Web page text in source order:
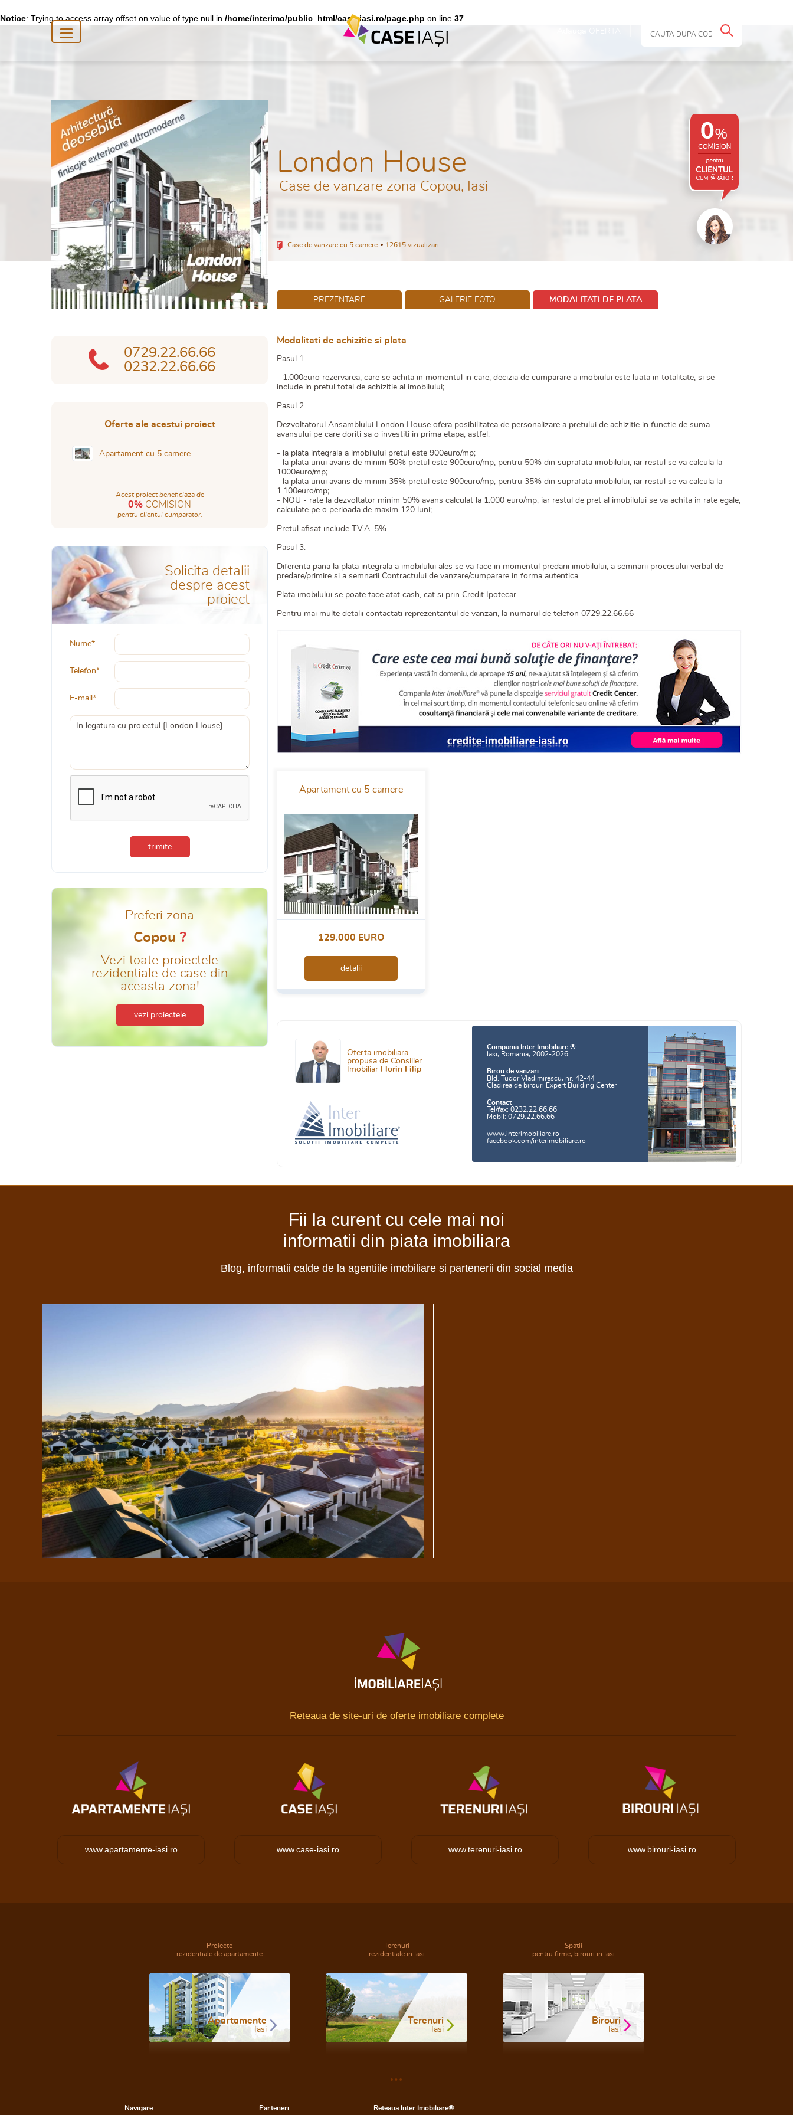
Notice: Trying to access array offset on value of type null in /home/interimo/public_html/case-iasi.ro/page.php on line 37
London House
Case de vanzare zona Copou, Iasi
Case de vanzare cu 5 camere 12615 vizualizari
PREZENTARE GALERIE FOTO MODALITATI DE PLATA
0729.22.66.66
0232.22.66.66
Oferte ale acestui proiect
Apartament cu 5 camere
Acest proiect beneficiaza de
0% COMISION
pentru clientul cumparator.
Solicita detalii
despre acest
proiect
Nume*
Telefon*
E-mail*
trimite
Preferi zona
Copou ?
Vezi toate proiectele
rezidentiale de case din
aceasta zona!
vezi proiectele
Modalitati de achizitie si plata
Pasul 1.
- 1.000euro rezervarea, care se achita in momentul in care, decizia de cumparare a imobiului este luata in totalitate, si se
include in pretul total de achizitie al imobilului;
Pasul 2.
Dezvoltatorul Ansamblului London House ofera posibilitatea de personalizare a pretului de achizitie in functie de suma
avansului pe care doriti sa o investiti in prima etapa, astfel:
- la plata integrala a imobilului pretul este 900euro/mp;
- la plata unui avans de minim 50% pretul este 900euro/mp, pentru 50% din suprafata imobilului, iar restul se va calcula la
1000euro/mp;
- la plata unui avans de minim 35% pretul este 900euro/mp, pentru 35% din suprafata imobilului, iar restul se va calcula la
1.100euro/mp;
- NOU - rate la dezvoltator minim 50% avans calculat la 1.000 euro/mp, iar restul de pret al imobilului se va achita in rate egale,
calculate pe o perioada de maxim 120 luni;
Pretul afisat include T.V.A. 5%
Pasul 3.
Diferenta pana la plata integrala a imobilului ales se va face in momentul predarii imobilului, a semnarii procesului verbal de
predare/primire si a semnarii Contractului de vanzare/cumparare in forma autentica.
Plata imobilului se poate face atat cash, cat si prin Credit Ipotecar.
Pentru mai multe detalii contactati reprezentantul de vanzari, la numarul de telefon 0729.22.66.66
Apartament cu 5 camere
129.000 EURO
detalii
Oferta imobiliara
propusa de Consilier
Imobiliar Florin Filip
Compania Inter Imobiliare ®
Iasi, Romania, 2002-2026
Birou de vanzari
Bld. Tudor Vladimirescu, nr. 42-44
Cladirea de birouri Expert Building Center
Contact
Tel/fax: 0232.22.66.66
Mobil: 0729.22.66.66
www.interimobiliare.ro
facebook.com/interimobiliare.ro
Fii la curent cu cele mai noi
informatii din piata imobiliara
Blog, informatii calde de la agentiile imobiliare si partenerii din social media
Reteaua de site-uri de oferte imobiliare complete
www.apartamente-iasi.ro www.case-iasi.ro www.terenuri-iasi.ro www.birouri-iasi.ro
Proiecte
rezidentiale de apartamente
Apartamente
Iasi
Terenuri
rezidentiale in Iasi
Terenuri
Iasi
Spatii
pentru firme, birouri in Iasi
Birouri
Iasi
Navigare Parteneri Reteaua Inter Imobiliare®